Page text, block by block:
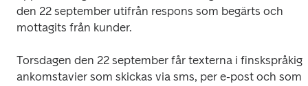
den 22 september utifrån respons som begärts och
mottagits från kunder.
Torsdagen den 22 september får texterna i finskspråkiga
ankomstavier som skickas via sms, per e-post och som